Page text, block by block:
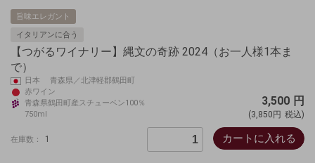
旨味エレガント
イタリアンに合う
【つがるワイナリー】縄文の奇跡 2024（お一人様1本ま
で）
日本 青森県／北津軽郡鶴田町
赤ワイン
青森県鶴田町産スチューベン100％
750ml
3,500 円
(3,850円 税込)
在庫数： 1 カートに入れる